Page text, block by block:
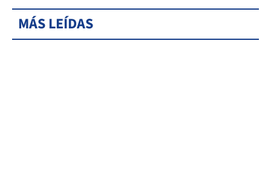
MÁS LEÍDAS